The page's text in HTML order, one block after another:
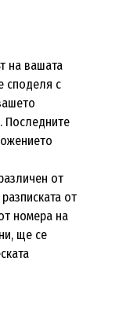
на вашата
споделя с
Последните
от
от
номера на
ще се